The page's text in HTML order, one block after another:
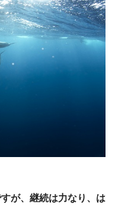
が、継続は力なり、は